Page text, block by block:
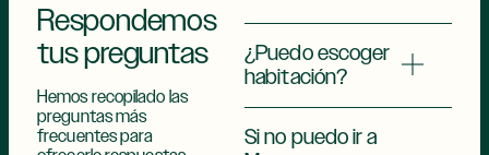
Respondemos
tus preguntas
Hemos recopilado las
preguntas más
frecuentes para
¿Puedo escoger
habitación?
Si no puedo ir a